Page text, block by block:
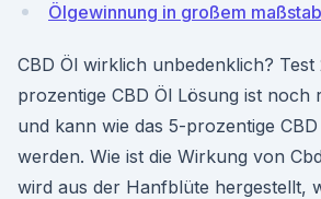
Ölgewinnung in großem maßstab
CBD Öl wirklich unbedenklich? Test
prozentige CBD Öl Lösung ist noch
und kann wie das 5-prozentige
werden. Wie ist die Wirkung von
wird aus der Hanfblüte hergestellt,